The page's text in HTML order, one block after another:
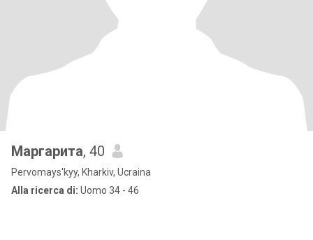
Маргарита, 40
Pervomays'kyy, Kharkiv, Ucraina
Alla ricerca di: Uomo 34 - 46